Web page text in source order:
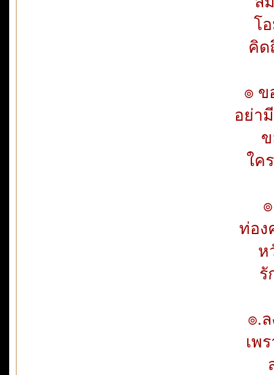
โ
คิด
๏ ข
อย่า
ใค
ท่อง
ห
รั
๏.
เพ